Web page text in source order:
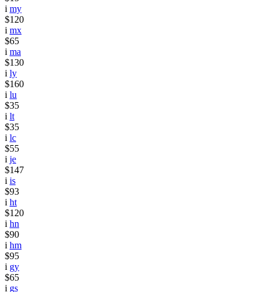
i my
$120
i mx
$65
i ma
$130
i ly
$160
i lu
$35
i lt
$35
i lc
$55
i je
$147
i is
$93
i ht
$120
i hn
$90
i hm
$95
i gy
$65
i gs